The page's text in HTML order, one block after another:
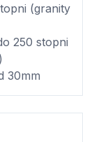
(granity
250 stopni
30mm